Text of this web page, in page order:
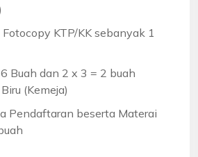
KTP/KK sebanyak 1
Buah dan 2 x 3 = 2 buah
(Kemeja)
Pendaftaran beserta Materai